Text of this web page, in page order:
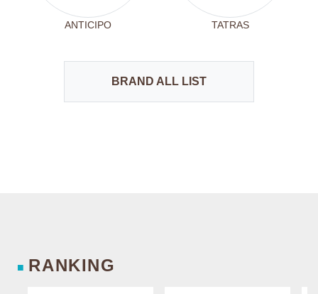
ANTICIPO TATRAS
BRAND ALL LIST
■ RANKING